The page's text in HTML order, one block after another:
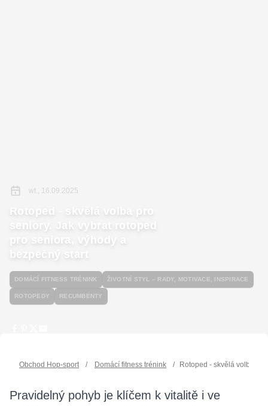
wt., 16.09.2025
Rotoped - skvělá volba pro
seniory. Jak vybrat rotoped
pro seniora, výhody a
bezpečný start
DOMÁCÍ FITNESS TRÉNINK ŽIVOTNÍ STYL – RADY, MOTIVACE, INSPIRACE
ROTOPEDY RECUMBENTY
Obchod Hop-sport / Domácí fitness trénink / Rotoped - skvělá volba
Pravidelný pohyb je klíčem k vitalitě i ve